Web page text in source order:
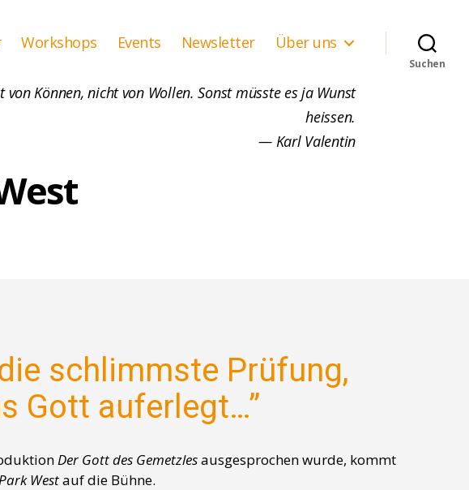
Workshops Events Newsletter Über uns
Suchen
von Können, nicht von Wollen. Sonst müsste es ja Wunst
heissen.
— Karl Valentin
schlimmste Prüfung,
Gott auferlegt…”
Der Gott des Gemetzlesausgesprochen wurde, kommt
Westauf die Bühne.